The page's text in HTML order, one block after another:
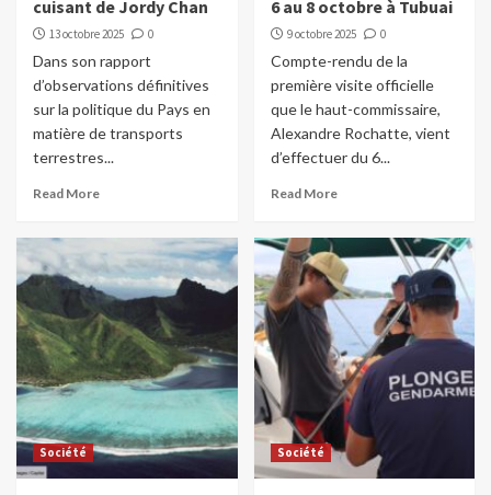
cuisant de Jordy Chan
13 octobre 2025 0
Dans son rapport
d’observations définitives
sur la politique du Pays en
matière de transports
terrestres...
Read More
6 au 8 octobre à Tubuai
9 octobre 2025 0
Compte-rendu de la
première visite officielle
que le haut-commissaire,
Alexandre Rochatte, vient
d’effectuer du 6...
Read More
Société Société